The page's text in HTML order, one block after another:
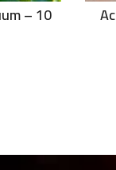
– 10